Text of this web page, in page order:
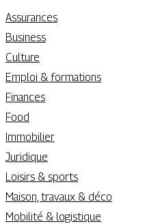
Assurances
Business
Culture
Emploi & formations
Finances
Food
Immobilier
Juridique
Loisirs & sports
Maison, travaux & déco
Mobilité & logistique